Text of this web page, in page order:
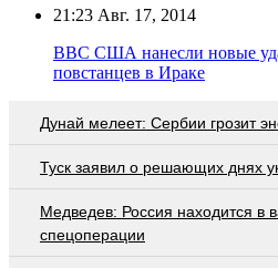
21:23 Авг. 17, 2014
ВВС США нанесли новые
повстанцев в Ираке
Дунай мелеет: Сербии грозит
Туск заявил о решающих днях
Медведев: Россия находится в
спецоперации